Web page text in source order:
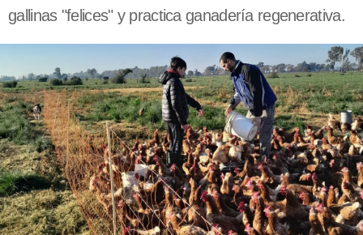
gallinas "felices" y practica ganadería regenerativa.